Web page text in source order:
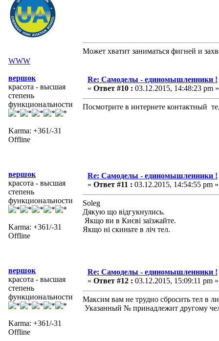
WWW
Может хватит заниматься фигней и
вершок
красота - высшая
степень
функциональности
Karma: +361/-31
Offline
Re: Самоделы - единомышленники !
« Ответ #10 : 03.12.2015, 14:48:23 pm »
Посмотрите в интернете контактный
вершок
красота - высшая
степень
функциональности
Karma: +361/-31
Offline
Re: Самоделы - единомышленники !
« Ответ #11 : 03.12.2015, 14:54:55 pm »
Soleg
Дякую що відгукнулись.
Якщо ви в Києві заїзжайте.
Якщо ні скиньте в ліч тел.
вершок
красота - высшая
степень
функциональности
Karma: +361/-31
Offline
Re: Самоделы - единомышленники !
« Ответ #12 : 03.12.2015, 15:09:11 pm »
Максим вам не трудно сбросить тел в
Указанный № принадлежит другому